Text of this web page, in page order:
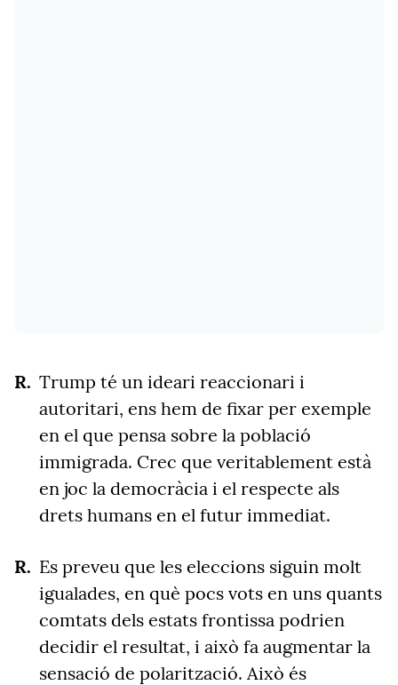
Trump té un ideari reaccionari i
autoritari, ens hem de fixar per exemple
en el que pensa sobre la població
immigrada. Crec que veritablement està
en joc la democràcia i el respecte als
drets humans en el futur immediat.
Es preveu que les eleccions siguin molt
igualades, en què pocs vots en uns quants
comtats dels estats frontissa podrien
decidir el resultat, i això fa augmentar la
sensació de polarització. Això és